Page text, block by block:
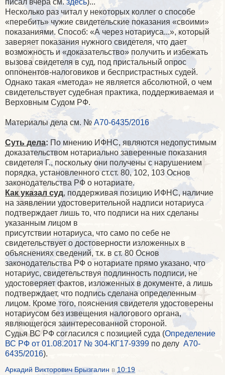
Несколько раз читал у некоторых коллег о способе
«перебить» чужие свидетельские показания «своими»
показаниями. Способ: «А через нотариуса...», который
заверяет показания нужного свидетеля, что дает
возможность и «доказательство» получить и избежать
вызова свидетеля в суд, под пристальный опрос
оппонентов-налоговиков и беспристрастных судей.
Однако такая «метода» не является абсолютной, о чем
свидетельствует судебная практика, поддерживаемая и
Верховным Судом РФ.
Материалы дела см. № А70-6435/2016
Суть дела: По мнению ИФНС, являются недопустимым
доказательством нотариально заверенные показания
свидетеля Г., поскольку они получены с нарушением
порядка, установленного ст.ст. 80, 102, 103 Основ
законодательства РФ о нотариате.
Как указал суд, поддерживая позицию ИФНС, наличие
на заявлении удостоверительной надписи нотариуса
подтверждает лишь то, что подписи на них сделаны
указанным лицом в
присутствии нотариуса, что само по себе не
свидетельствует о достоверности изложенных в
объяснениях сведений, т.к. в ст. 80 Основ
законодательства РФ о нотариате прямо указано, что
нотариус, свидетельствуя подлинность подписи, не
удостоверяет фактов, изложенных в документе, а лишь
подтверждает, что подпись сделана определенным
лицом. Кроме того, пояснения свидетеля удостоверены
нотариусом без извещения налогового органа,
являющегося заинтересованной стороной.
Судья ВС РФ согласился с позицией суда (Определение
ВС РФ от 01.08.2017 № 304-КГ17-9399 по делу А70-
6435/2016).
Аркадий Викторович Брызгалин в 10:19